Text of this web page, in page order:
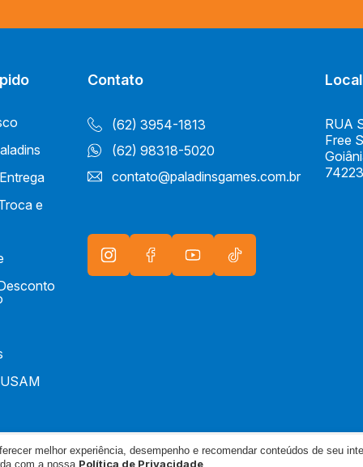
e
Contato
(62) 3954-1813
(62) 98318-5020
contato@paladinsgames.com.br
RUA
Free
0001-04
melhor experiência, desempenho e recomendar conteúdos de seu
com a nossa Política de Privacidade